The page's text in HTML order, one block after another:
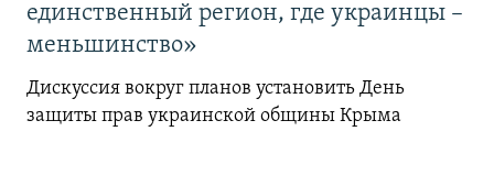
единственный регион, где украинцы –
меньшинство»
Дискуссия вокруг планов установить День
защиты прав украинской общины Крыма